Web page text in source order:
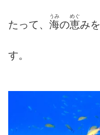
たって、 海
うみ
の恵
めぐ
みを
す。